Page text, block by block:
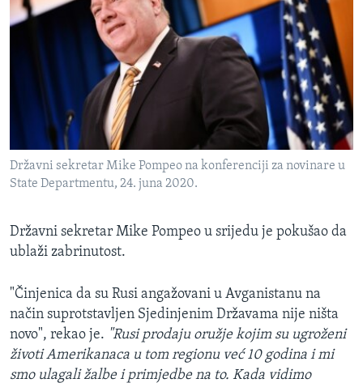
Državni sekretar Mike Pompeo na konferenciji za novinare u
State Departmentu, 24. juna 2020.
Državni sekretar Mike Pompeo u srijedu je pokušao da
ublaži zabrinutost.
"Činjenica da su Rusi angažovani u Avganistanu na
način suprotstavljen Sjedinjenim Državama nije ništa
novo", rekao je. "Rusi prodaju oružje kojim su ugroženi
životi Amerikanaca u tom regionu već 10 godina i mi
smo ulagali žalbe i primjedbe na to. Kada vidimo